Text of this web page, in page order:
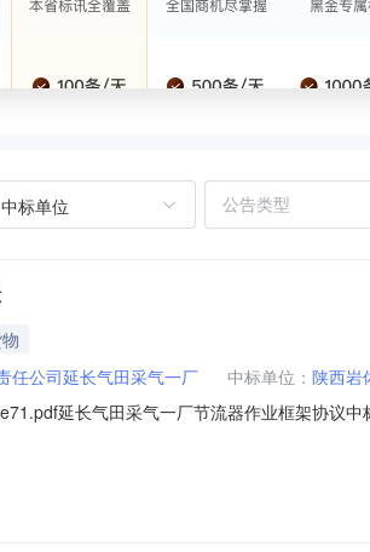
中标单位
任公司延长气田采气一厂 中标单位： 陕西岩
延长气田采气一厂节流器作业框架协议
西岩佑能源有限公司2.陕西昆鹏能源科技有限